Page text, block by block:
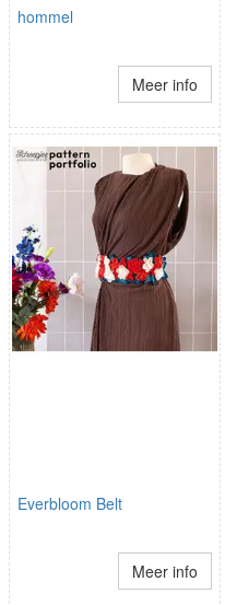
hommel
Meer info
Everbloom Belt
Meer info